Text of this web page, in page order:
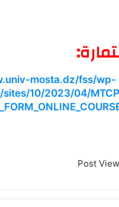
mosta.dz/fss/wp-
10/2023/04/
Post